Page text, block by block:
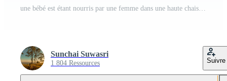
une bébé est étant nourris par une femme dans une haute chaise. le bébé est portant une rose bavoir et une rose bandana Vidéo Gratuite
Sunchai Suwasri
1 804 Ressources Suivre